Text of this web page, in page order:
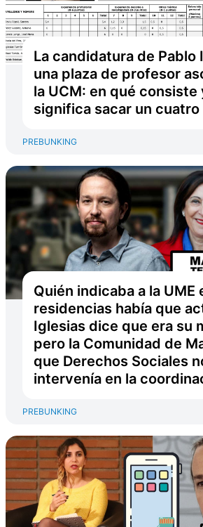
La candidatura de Pablo
una plaza de profesor
la UCM: en qué consiste
significa sacar un cuatro
PREBUNKING
Quién indicaba a la UME
residencias había que
Iglesias dice que era su
pero la Comunidad de
que Derechos Sociales
intervenía en la
PREBUNKING